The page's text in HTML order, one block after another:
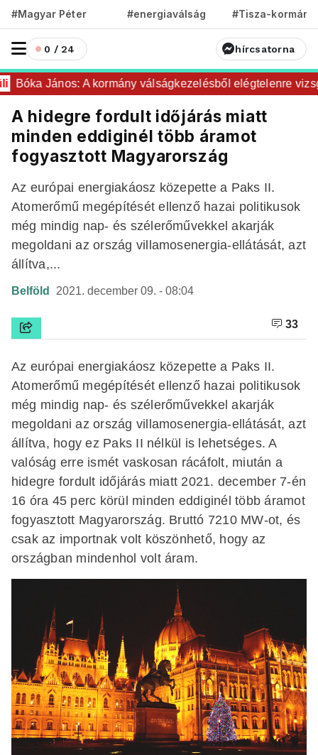
#Magyar Péter #energiaválság #Tisza-kormány
0 / 24 hírcsatorna
Bóka János: A kormány válságkezelésből elégtelenre
A hidegre fordult időjárás miatt
minden eddiginél több áramot
fogyasztott Magyarország
Az európai energiakáosz közepette a Paks II.
Atomerőmű megépítését ellenző hazai politikusok
még mindig nap- és szélerőművekkel akarják
megoldani az ország villamosenergia-ellátását, azt
állítva,...
Belföld 2021. december 09. - 08:04
33
Az európai energiakáosz közepette a Paks II.
Atomerőmű megépítését ellenző hazai politikusok
még mindig nap- és szélerőművekkel akarják
megoldani az ország villamosenergia-ellátását, azt
állítva, hogy ez Paks II nélkül is lehetséges. A
valóság erre ismét vaskosan rácáfolt, miután a
hidegre fordult időjárás miatt 2021. december 7-én
16 óra 45 perc körül minden eddiginél több áramot
fogyasztott Magyarország. Bruttó 7210 MW-ot, és
csak az importnak volt köszönhető, hogy az
országban mindenhol volt áram.